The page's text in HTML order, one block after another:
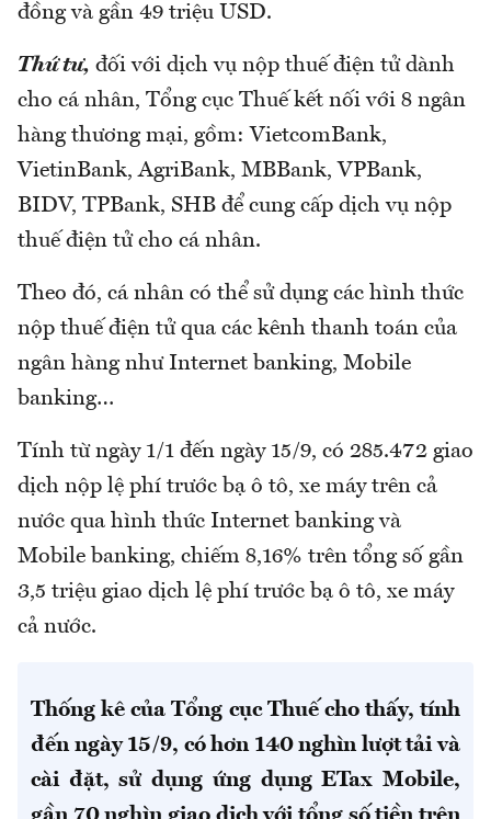
đồng và gần 49 triệu USD.
Thứ tư, đối với dịch vụ nộp thuế điện tử dành
cho cá nhân, Tổng cục Thuế kết nối với 8 ngân
hàng thương mại, gồm: VietcomBank,
VietinBank, AgriBank, MBBank, VPBank,
BIDV, TPBank, SHB để cung cấp dịch vụ nộp
thuế điện tử cho cá nhân.
Theo đó, cá nhân có thể sử dụng các hình thức
nộp thuế điện tử qua các kênh thanh toán của
ngân hàng như Internet banking, Mobile
banking…
Tính từ ngày 1/1 đến ngày 15/9, có 285.472 giao
dịch nộp lệ phí trước bạ ô tô, xe máy trên cả
nước qua hình thức Internet banking và
Mobile banking, chiếm 8,16% trên tổng số gần
3,5 triệu giao dịch lệ phí trước bạ ô tô, xe máy
cả nước.
Thống kê của Tổng cục Thuế cho thấy, tính
đến ngày 15/9, có hơn 140 nghìn lượt tải và
cài đặt, sử dụng ứng dụng ETax Mobile,